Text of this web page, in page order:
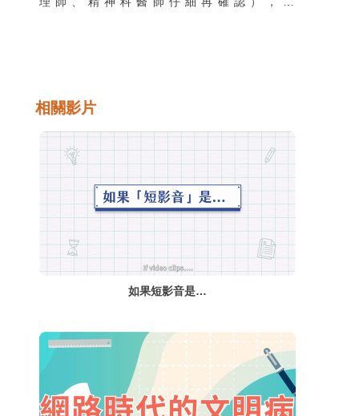
群，也就是說每5個國高中小學生，就有1個
中呢？高雄小港醫院精神科柯志鴻醫生，從人
腦的結構與反應解釋網路成癮發生的原因。
相關影片
如果短影音是…